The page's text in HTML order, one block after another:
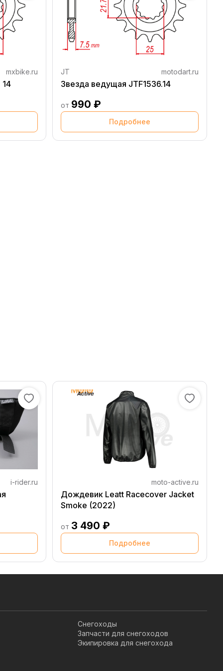
mxbike.ru JT motodart.ru
Звезда ведущая JTF1536.14
от 990 ₽
Подробнее
i-rider.ru moto-active.ru
Дождевик Leatt Racecover Jacket
Smoke (2022)
от 3 490 ₽
Подробнее
Снегоходы
Запчасти для снегоходов
Экипировка для снегохода